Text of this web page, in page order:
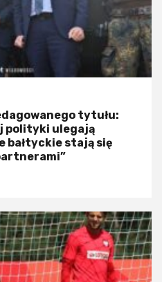
tytułu:
polityki ulegają
bałtyckie stają się